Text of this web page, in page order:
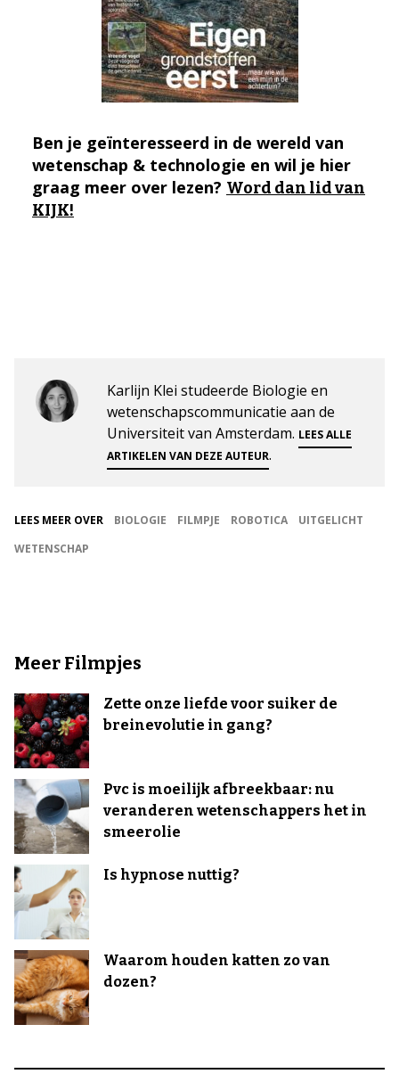
Ben je geïnteresseerd in de wereld van
wetenschap & technologie en wil je hier
graag meer over lezen? Word dan lid van
KIJK!
Karlijn Klei studeerde Biologie en
wetenschapscommunicatie aan de
Universiteit van Amsterdam. LEES ALLE
ARTIKELEN VAN DEZE AUTEUR.
LEES MEER OVER BIOLOGIE FILMPJE ROBOTICA
UITGELICHT
WETENSCHAP
Meer Filmpjes
Zette onze liefde voor suiker de
breinevolutie in gang?
Pvc is moeilijk afbreekbaar: nu
veranderen wetenschappers het in
smeerolie
Is hypnose nuttig?
Waarom houden katten zo van
dozen?